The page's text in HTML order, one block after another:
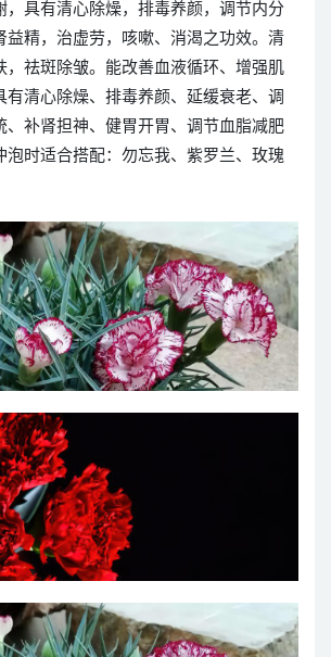
，具有清心除燥，排毒养颜，调节内分
益精，治虚劳，咳嗽、消渴之功效。清
，祛斑除皱。能改善血液循环、增强肌
有清心除燥、排毒养颜、延缓衰老、调
、补肾担神、健胃开胃、调节血脂减肥
泡时适合搭配：勿忘我、紫罗兰、玫瑰